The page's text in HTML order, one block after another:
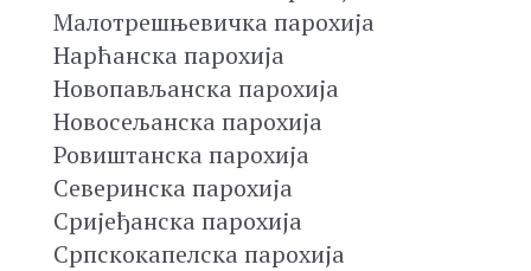
Малотрешњевичка парохија
Нарћанска парохија
Новопављанска парохија
Новосељанска парохија
Ровиштанска парохија
Северинска парохија
Сријеђанска парохија
Српскокапелска парохија